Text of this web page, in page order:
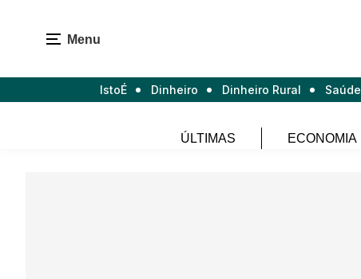
Menu
IstoÉ Dinheiro Dinheiro Rural Saúde
ÚLTIMAS ECONOMIA